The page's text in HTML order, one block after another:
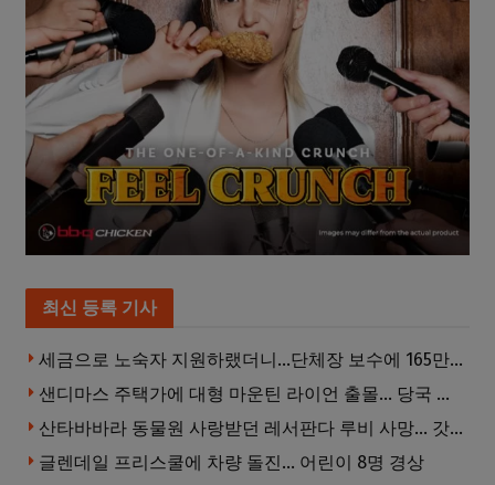
최신 등록 기사
세금으로 노숙자 지원하랬더니…단체장 보수에 165만달러 ‘펑펑’
샌디마스 주택가에 대형 마운틴 라이언 출몰… 당국 긴급 대응, 주민 접근 자제 당부
산타바바라 동물원 사랑받던 레서판다 루비 사망… 갓 태어난 새끼 2마리 잃은 지 수주 만
글렌데일 프리스쿨에 차량 돌진… 어린이 8명 경상